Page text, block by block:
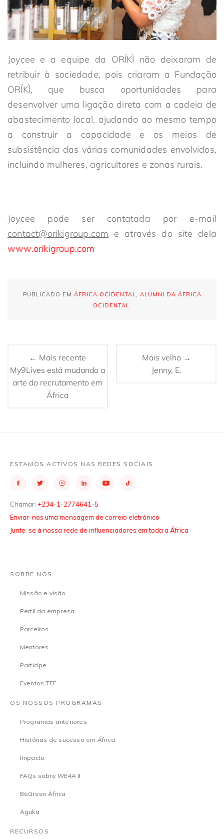
Joycee e a equipe da ORÍKÌ não deixaram de
retribuir à sociedade, pois criaram a Fundação
ORÍKÌ, que busca oportunidades para
desenvolver uma ligação direta com a cadeia de
abastecimento local, ajudando ao mesmo tempo
a construir a capacidade e os meios de
subsistência das várias comunidades envolvidos,
incluindo mulheres, agricultores e zonas rurais.
Joycee pode ser contatada por e-mail
contact@orikigroup.com e através do site dela
www.orikigroup.com
PUBLICADO EM ÁFRICA OCIDENTAL
ALUMNI DA ÁFRICA
OCIDENTAL
← Mais recente
My9Lives está mudando a
arte do recrutamento em
África
Mais velho →
Jenny, E.
ESTAMOS ACTIVOS NAS REDES SOCIAIS
Chamar: +234-1-2774641-5
Enviar-nos uma mensagem de correio eletrónico
Junte-se à nossa rede de influenciadores em toda a África
SOBRE NÓS
Missão e visão
Perfil da empresa
Parceiros
Mentores
Participe
Eventos TEF
OS NOSSOS PROGRAMAS
Programas anteriores
Histórias de sucesso em África
Impacto
FAQs sobre WE4A II
BeGreen África
Aguka
RECURSOS